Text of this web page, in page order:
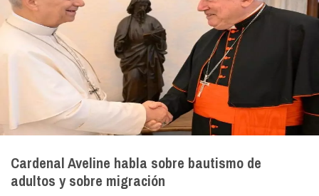
Cardenal Aveline habla sobre bautismo de
adultos y sobre migración